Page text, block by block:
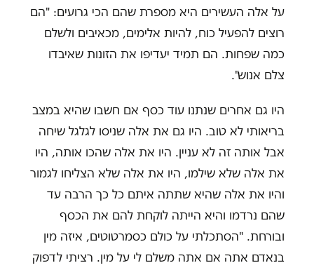
על אלה העשירים היא מספרת שהם הכי גרועים: "הם
רוצים להפעיל כוח, להיות אלימים, מכאיבים ולשלם
כמה שפחות. הם תמיד יעדיפו את הזונות שאיבדו
צלם אנוש".
היו גם אחרים שנתנו עוד כסף אם חשבו שהיא במצב
בריאותי לא טוב. היו גם את אלה שניסו לגלגל שיחה
אבל אותה זה לא עניין. היו את אלה שהכו אותה, היו
את אלה שלא שילמו, היו את אלה שלא הצליחו לגמור
והיו את אלה שהיא שתתה איתם כל כך הרבה עד
שהם נרדמו והיא הייתה לוקחת להם את הכסף
ובורחת. "הסתכלתי על כולם כסמרטוטים, איזה מין
בנאדם אתה אם אתה משלם לי על מין. רציתי לדפוק